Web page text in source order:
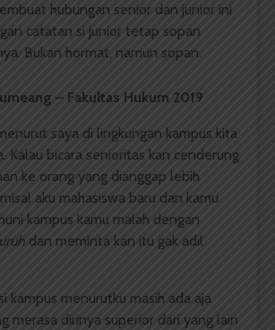
hubungan senior dan junior ini
catatan si junior tetap sopan
Bukan hormat, namun sopan.
– Fakultas Hukum 2019
saya di lingkungan kampus kita
Kalau bicara senioritas kan cenderung
ke orang yang dianggap lebih
aku mahasiswa baru dan kamu
kampus kamu malah dengan
dan meminta kan itu gak adil
kampus menurutku masih ada aja
merasa dirinya superior dari yang lain